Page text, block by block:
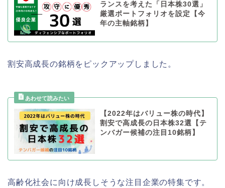
ランスを考えた「日本株30選」
厳選ポートフォリオを設定【今
年の主軸銘柄】
割安高成長の銘柄をピックアップしました。
【2022年はバリュー株の時代】
割安で高成長の日本株32選【テ
ンバガー候補の注目10銘柄】
高齢化社会に向け成長しそうな注目企業の特集です。